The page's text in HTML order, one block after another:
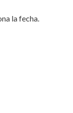
la fecha.